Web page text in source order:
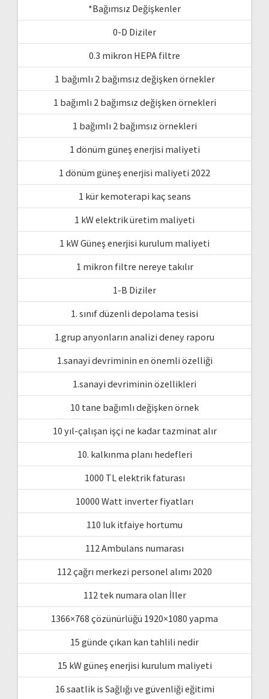
*Bağımsız Değişkenler
0-D Diziler
0.3 mikron HEPA filtre
1 bağımlı 2 bağımsız değişken örnekler
1 bağımlı 2 bağımsız değişken örnekleri
1 bağımlı 2 bağımsız örnekleri
1 dönüm güneş enerjisi maliyeti
1 dönüm güneş enerjisi maliyeti 2022
1 kür kemoterapi kaç seans
1 kW elektrik üretim maliyeti
1 kW Güneş enerjisi kurulum maliyeti
1 mikron filtre nereye takılır
1-B Diziler
1. sınıf düzenli depolama tesisi
1.grup anyonların analizi deney raporu
1.sanayi devriminin en önemli özelliği
1.sanayi devriminin özellikleri
10 tane bağımlı değişken örnek
10 yıl-çalışan işçi ne kadar tazminat alır
10. kalkınma planı hedefleri
1000 TL elektrik faturası
10000 Watt inverter fiyatları
110 luk itfaiye hortumu
112 Ambulans numarası
112 çağrı merkezi personel alımı 2020
112 tek numara olan İller
1366×768 çözünürlüğü 1920×1080 yapma
15 günde çıkan kan tahlili nedir
15 kW güneş enerjisi kurulum maliyeti
16 saatlik is Sağlığı ve güvenliği eğitimi